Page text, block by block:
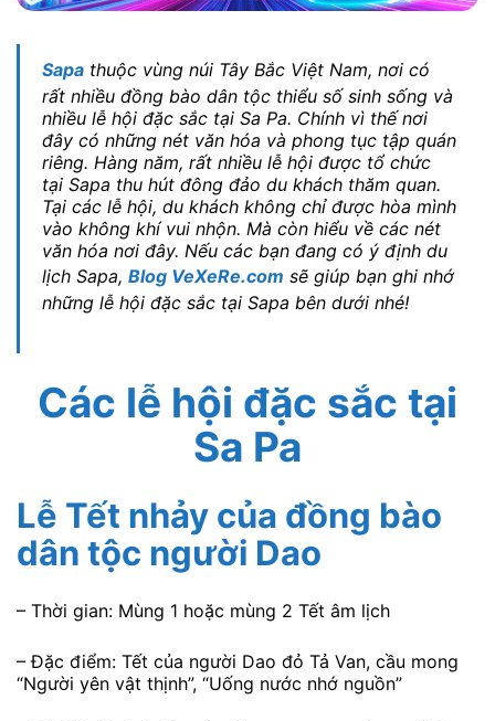
Sapa thuộc vùng núi Tây Bắc Việt Nam, nơi có
rất nhiều đồng bào dân tộc thiểu số sinh sống và
nhiều lễ hội đặc sắc tại Sa Pa. Chính vì thế nơi
đây có những nét văn hóa và phong tục tập quán
riêng. Hàng năm, rất nhiều lễ hội được tổ chức
tại Sapa thu hút đông đảo du khách thăm quan.
Tại các lễ hội, du khách không chỉ được hòa mình
vào không khí vui nhộn. Mà còn hiểu về các nét
văn hóa nơi đây. Nếu các bạn đang có ý định du
lịch Sapa, Blog VeXeRe.com sẽ giúp bạn ghi nhớ
những lễ hội đặc sắc tại Sapa bên dưới nhé!
Các lễ hội đặc sắc tại
Sa Pa
Lễ Tết nhảy của đồng bào
dân tộc người Dao
– Thời gian: Mùng 1 hoặc mùng 2 Tết âm lịch
– Đặc điểm: Tết của người Dao đỏ Tả Van, cầu mong
“Người yên vật thịnh”, “Uống nước nhớ nguồn”